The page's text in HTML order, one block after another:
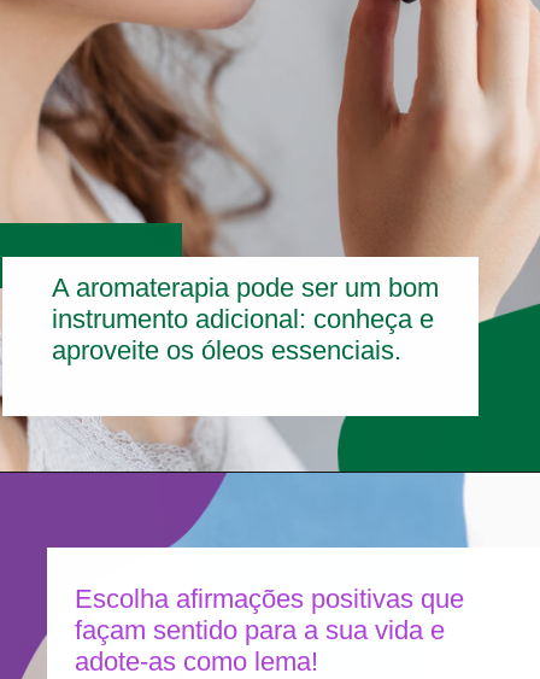
A aromaterapia pode ser um bom
instrumento adicional: conheça e
aproveite os óleos essenciais.
Escolha afirmações positivas que
façam sentido para a sua vida e
adote-as como lema!